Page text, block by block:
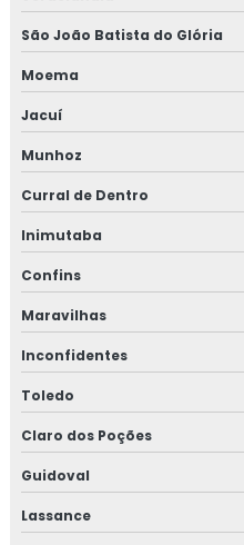
São João Batista do Glória
Moema
Jacuí
Munhoz
Curral de Dentro
Inimutaba
Confins
Maravilhas
Inconfidentes
Toledo
Claro dos Poções
Guidoval
Lassance